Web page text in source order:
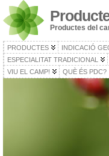
Productes del
PRODUCTES INDICACIÓ
ESPECIALITAT TRADICIONAL
VIU EL CAMP!
QUÈ ÉS PDC?